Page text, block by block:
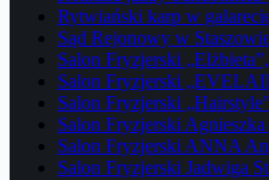
Rytwiański karp w
Sąd Rejonowy w
Salon Fryzjerski
Salon Fryzjerski
Salon Fryzjerski
Salon Fryzjerski
Salon Fryzjerski ANNA
Salon Fryzjerski Jadwiga